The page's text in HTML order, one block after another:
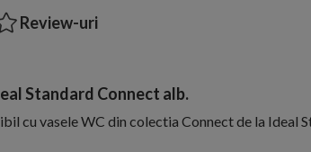
Review-uri
Standard Connect alb.
cu vasele WC din colectia Connect de la Ideal